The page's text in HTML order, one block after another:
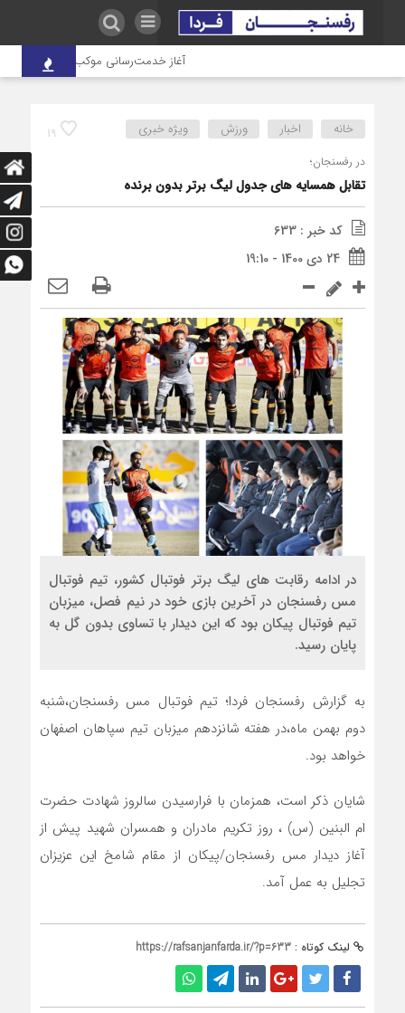
آغاز خدمت‌رسانی موکب درمانی شهدای
19 خانه اخبار ورزش ویژه خبری
در رفسنجان؛
تقابل همسایه های جدول لیگ برتر بدون برنده
کد خبر : 633
24 دی 1400 - 19:10
در ادامه رقابت های لیگ برتر فوتبال کشور، تیم فوتبال
مس رفسنجان در آخرین بازی خود در نیم فصل، میزبان
تیم فوتبال پیکان بود که این دیدار با تساوی بدون گل به
پایان رسید.
به گزارش رفسنجان فردا؛ تیم فوتبال مس رفسنجان،شنبه
دوم بهمن ماه،در هفته شانزدهم میزبان تیم سپاهان اصفهان
خواهد بود.
شایان ذکر است، همزمان با فرارسیدن سالروز شهادت حضرت
ام البنین (س) ، روز تکریم مادران و همسران شهید پیش از
آغاز دیدار مس رفسنجان/پیکان از مقام شامخ این عزیزان
تجلیل به عمل آمد.
لینک کوتاه : https://rafsanjanfarda.ir/?p=633